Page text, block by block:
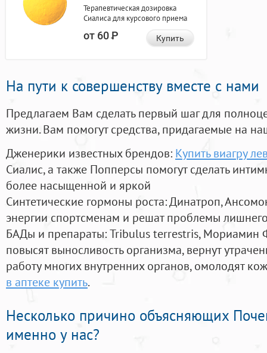
Терапевтическая дозировка
Сиалиса для курсового приема
от 60Р Купить
На пути к совершенству вместе с нами
Предлагаем Вам сделать первый шаг для
жизни. Вам помогут средства, придагаемые на
Дженерики известных брендов: Купить виагру
Сиалис, а также Попперсы помогут сделать
более насыщенной и яркой
Синтетические гормоны роста: Динатроп,
энергии спортсменам и решат проблемы
БАДы и препараты:Tribulus terrestris, Мориамин
повысят выносливость организма, вернут
работу многих внутренних органов, омолодят
в аптеке купить.
Несколько причино объясняющих
именно у нас?